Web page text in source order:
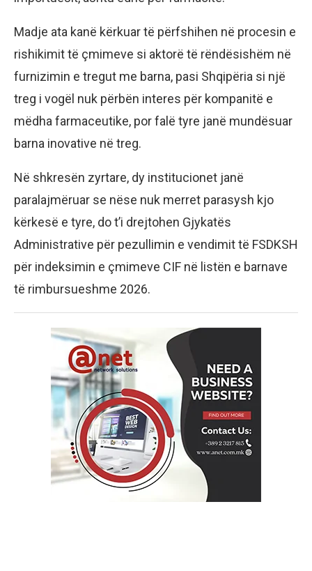
Madje ata kanë kërkuar të përfshihen në procesin e
rishikimit të çmimeve si aktorë të rëndësishëm në
furnizimin e tregut me barna, pasi Shqipëria si një
treg i vogël nuk përbën interes për kompanitë e
mëdha farmaceutike, por falë tyre janë mundësuar
barna inovative në treg.
Në shkresën zyrtare, dy institucionet janë
paralajmëruar se nëse nuk merret parasysh kjo
kërkesë e tyre, do t’i drejtohen Gjykatës
Administrative për pezullimin e vendimit të FSDKSH
për indeksimin e çmimeve CIF në listën e barnave
të rimbursueshme 2026.